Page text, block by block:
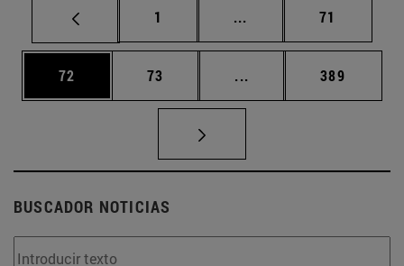
Página
1 ... Páginas intermedias
Página
71
Página
72 Página
73 ... Páginas intermedias
Página
389
BUSCADOR NOTICIAS